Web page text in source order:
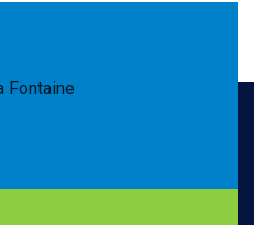
Fontaine